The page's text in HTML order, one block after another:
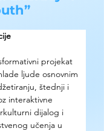
projekat
ljude osnovnim
štednji i
interaktivne
dijalog i
učenja u